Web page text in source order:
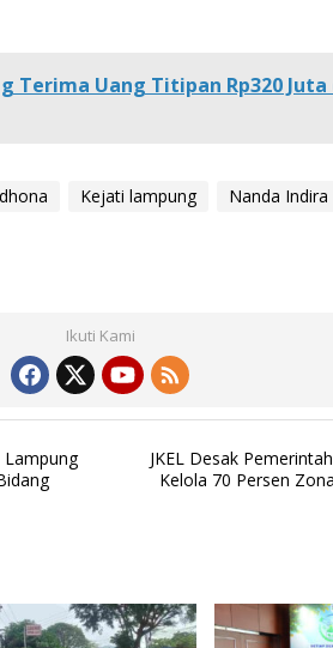
Terima Uang Titipan Rp320 Juta
Kejati lampung Nanda
Ikuti Kami
Lampung
JKEL Desak
Kelola 70 Persen